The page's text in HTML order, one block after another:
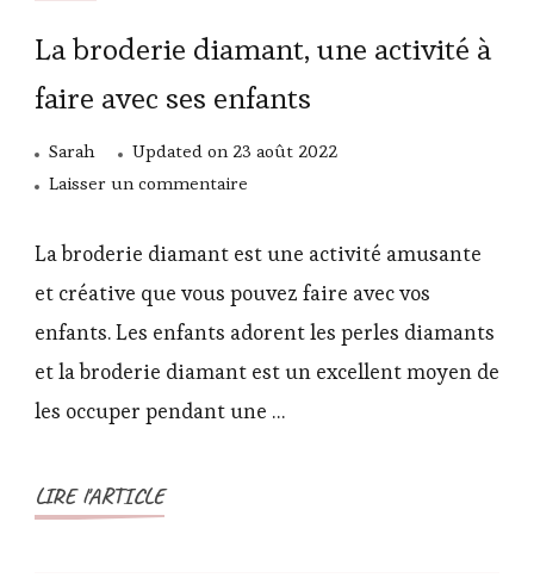
La broderie diamant, une activité à
faire avec ses enfants
Sarah Updated on 23 août 2022
Laisser un commentaire
broderie
diamant,
activité
à
faire
La broderie diamant est une activité amusante
et créative que vous pouvez faire avec vos
enfants. Les enfants adorent les perles diamants
et la broderie diamant est un excellent moyen de
les occuper pendant une …
LIRE l'ARTICLE